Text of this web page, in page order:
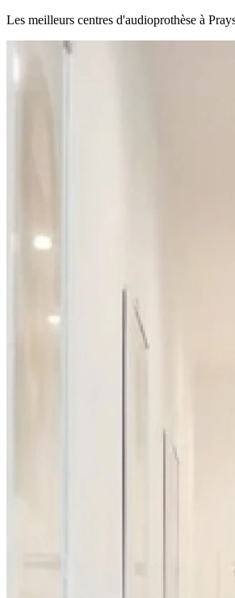
Les meilleurs centres d'audioprothèse à